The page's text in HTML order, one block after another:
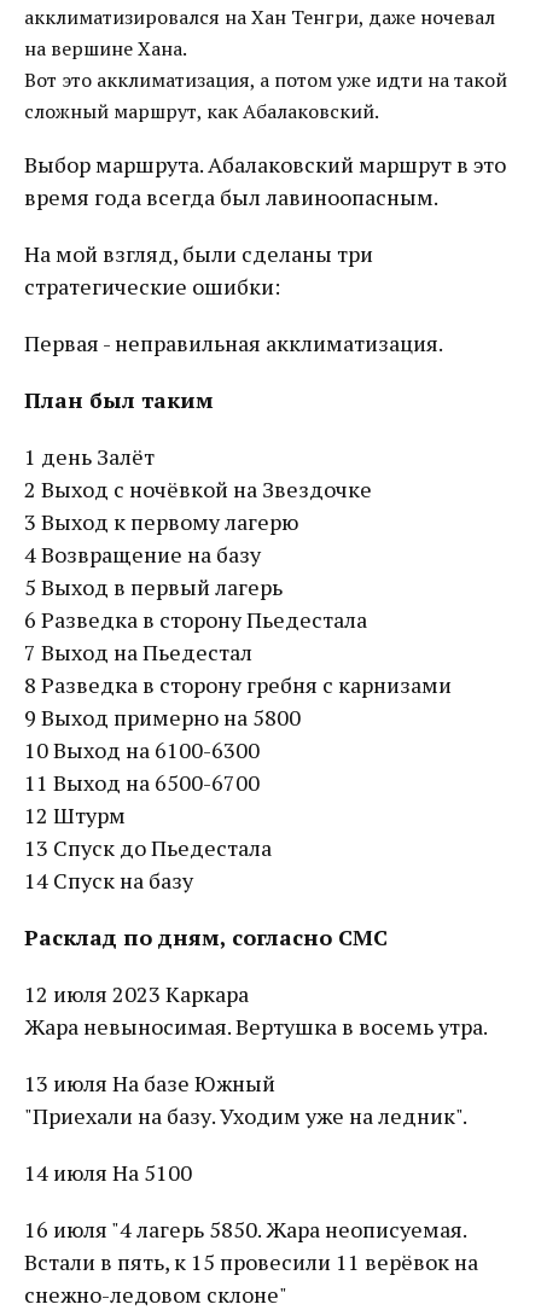
акклиматизировался на Хан Тенгри, даже ночевал
на вершине Хана.
Вот это акклиматизация, а потом уже идти на такой
сложный маршрут, как Абалаковский.
Выбор маршрута. Абалаковский маршрут в это
время года всегда был лавиноопасным.
На мой взгляд, были сделаны три
стратегические ошибки:
Первая - неправильная акклиматизация.
План был таким
1 день Залёт
2 Выход с ночёвкой на Звездочке
3 Выход к первому лагерю
4 Возвращение на базу
5 Выход в первый лагерь
6 Разведка в сторону Пьедестала
7 Выход на Пьедестал
8 Разведка в сторону гребня с карнизами
9 Выход примерно на 5800
10 Выход на 6100-6300
11 Выход на 6500-6700
12 Штурм
13 Спуск до Пьедестала
14 Спуск на базу
Расклад по дням, согласно СМС
12 июля 2023 Каркара
Жара невыносимая. Вертушка в восемь утра.
13 июля На базе Южный
"Приехали на базу. Уходим уже на ледник".
14 июля На 5100
16 июля "4 лагерь 5850. Жара неописуемая.
Встали в пять, к 15 провесили 11 верёвок на
снежно-ледовом склоне"